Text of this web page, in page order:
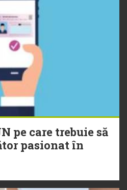
pe care trebuie să
pasionat în